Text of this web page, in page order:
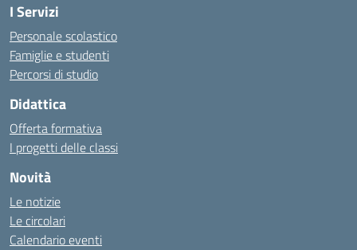
I Servizi
Personale scolastico
Famiglie e studenti
Percorsi di studio
Didattica
Offerta formativa
I progetti delle classi
Novità
Le notizie
Le circolari
Calendario eventi